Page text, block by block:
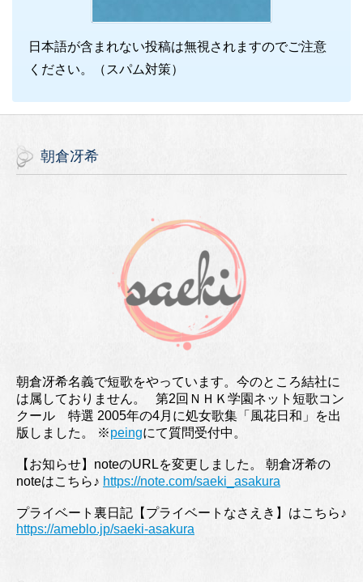
日本語が含まれない投稿は無視されますのでご注意
ください。（スパム対策）
朝倉冴希
朝倉冴希名義で短歌をやっています。今のところ結社に
は属しておりません。 第2回ＮＨＫ学園ネット短歌コン
クール 特選 2005年の4月に処女歌集「風花日和」を出
版しました。 ※peingにて質問受付中。
【お知らせ】noteのURLを変更しました。 朝倉冴希の
noteはこちら♪ https://note.com/saeki_asakura
プライベート裏日記【プライベートなさえき】はこちら♪
https://ameblo.jp/saeki-asakura